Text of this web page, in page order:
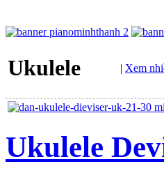
Ukulele | Xem
Ukulele